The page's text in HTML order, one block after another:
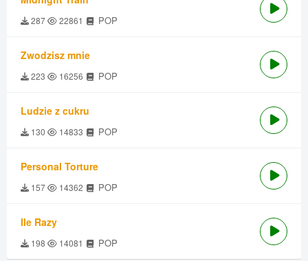
287 22861 POP
Zwodzisz mnie
223 16256 POP
Ludzie z cukru
130 14833 POP
Personal Torture
157 14362 POP
Ile Razy
198 14081 POP